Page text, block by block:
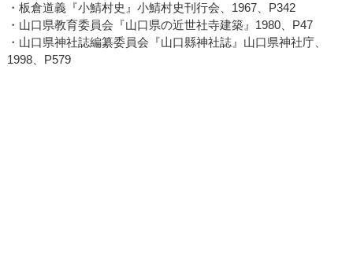
・板倉道義『小鯖村史』小鯖村史刊行会、1967、P342
・山口県教育委員会『山口県の近世社寺建築』1980、P47
・山口県神社誌編纂委員会『山口縣神社誌』山口県神社庁、
1998、P579